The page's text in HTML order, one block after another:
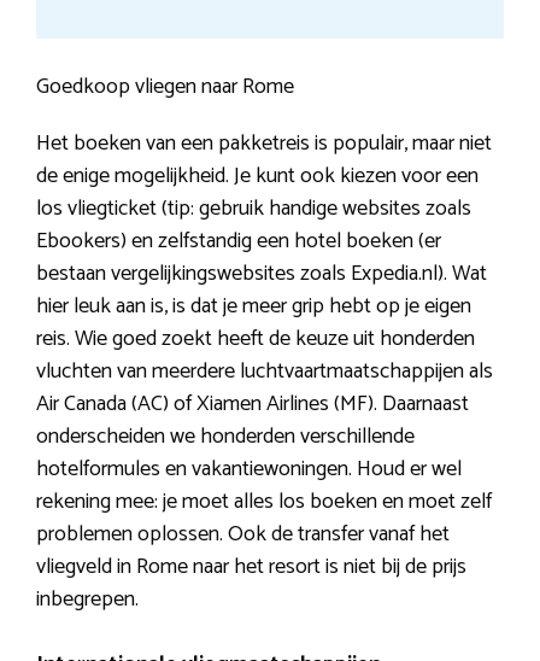
Goedkoop vliegen naar Rome
Het boeken van een pakketreis is populair, maar niet
de enige mogelijkheid. Je kunt ook kiezen voor een
los vliegticket (tip: gebruik handige websites zoals
Ebookers) en zelfstandig een hotel boeken (er
bestaan vergelijkingswebsites zoals Expedia.nl). Wat
hier leuk aan is, is dat je meer grip hebt op je eigen
reis. Wie goed zoekt heeft de keuze uit honderden
vluchten van meerdere luchtvaartmaatschappijen als
Air Canada (AC) of Xiamen Airlines (MF). Daarnaast
onderscheiden we honderden verschillende
hotelformules en vakantiewoningen. Houd er wel
rekening mee: je moet alles los boeken en moet zelf
problemen oplossen. Ook de transfer vanaf het
vliegveld in Rome naar het resort is niet bij de prijs
inbegrepen.